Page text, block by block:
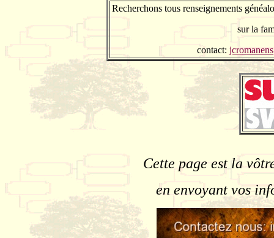
Recherchons tous renseignements
sur la
contact:
Cette page est la
en envoyant vos